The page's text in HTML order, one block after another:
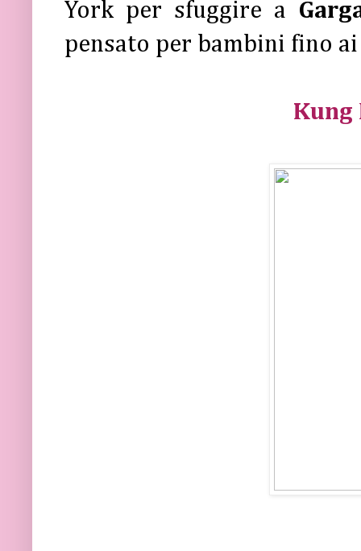
York per sfuggire a
pensato per bambini fino
Kung